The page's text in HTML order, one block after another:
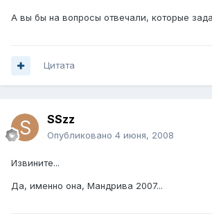
А вы бы на вопросы отвечали, которые
Цитата
SSzz
Опубликовано 4 июня, 2008
Извините...
Да, именно она, Мандрива 2007...